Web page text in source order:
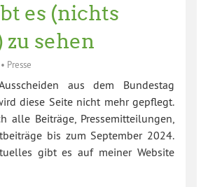
es (nichts
zu sehen
• Presse
aus dem Bundestag
diese Seite nicht mehr gepflegt.
alle Beiträge, Pressemitteilungen,
bis zum September 2024.
gibt es auf meiner Website